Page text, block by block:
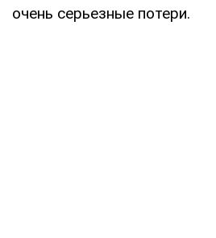
очень серьезные потери.